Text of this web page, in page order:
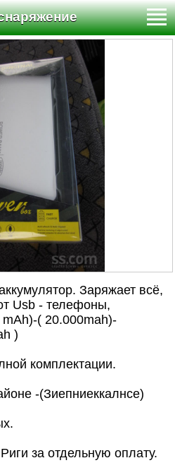
Заряжает всё,
Usb - телефоны,
( 20.000mah)-
)
комплектации.
-(Зиепниеккалнсе)
за отдельную оплату.